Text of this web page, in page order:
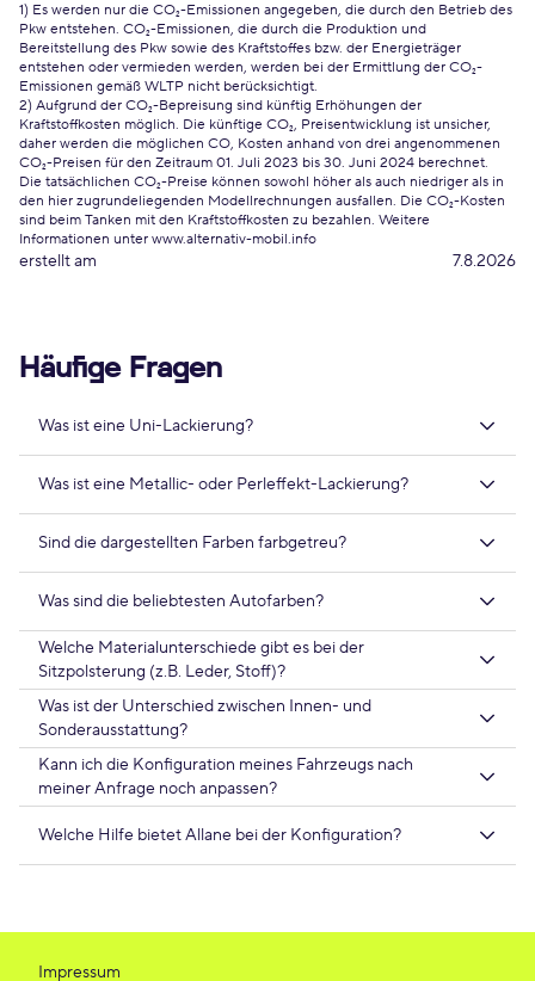
1) Es werden nur die CO₂-Emissionen angegeben, die durch den Betrieb des
Pkw entstehen. CO₂-Emissionen, die durch die Produktion und
Bereitstellung des Pkw sowie des Kraftstoffes bzw. der Energieträger
entstehen oder vermieden werden, werden bei der Ermittlung der CO₂-
Emissionen gemäß WLTP nicht berücksichtigt.
2) Aufgrund der CO₂-Bepreisung sind künftig Erhöhungen der
Kraftstoffkosten möglich. Die künftige CO₂, Preisentwicklung ist unsicher,
daher werden die möglichen CO, Kosten anhand von drei angenommenen
CO₂-Preisen für den Zeitraum 01. Juli 2023 bis 30. Juni 2024 berechnet.
Die tatsächlichen CO₂-Preise können sowohl höher als auch niedriger als in
den hier zugrundeliegenden Modellrechnungen ausfallen. Die CO₂-Kosten
sind beim Tanken mit den Kraftstoffkosten zu bezahlen. Weitere
Informationen unter www.alternativ-mobil.info
erstellt am 7.8.2026
Häufige Fragen
Was ist eine Uni-Lackierung?
Was ist eine Metallic- oder Perleffekt-Lackierung?
Sind die dargestellten Farben farbgetreu?
Was sind die beliebtesten Autofarben?
Welche Materialunterschiede gibt es bei der
Sitzpolsterung (z.B. Leder, Stoff)?
Was ist der Unterschied zwischen Innen- und
Sonderausstattung?
Kann ich die Konfiguration meines Fahrzeugs nach
meiner Anfrage noch anpassen?
Welche Hilfe bietet Allane bei der Konfiguration?
Impressum